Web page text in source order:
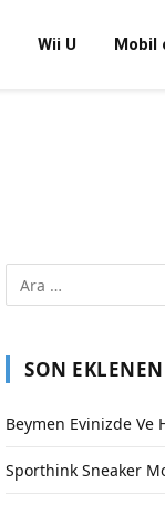
Wii U Mobil
SON
Beymen Evinizde Ve
Sporthink Sneaker